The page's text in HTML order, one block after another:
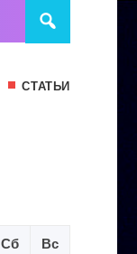
СТАТЬИ
Сб Вс